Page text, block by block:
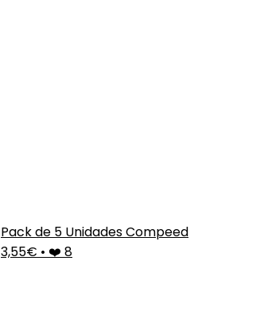
Pack de 5 Unidades Compeed
3,55€ • ❤️ 8